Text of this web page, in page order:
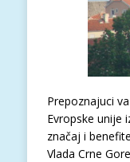
Prepoznajuci
Evropske unije
značaj i
Vlada Crne